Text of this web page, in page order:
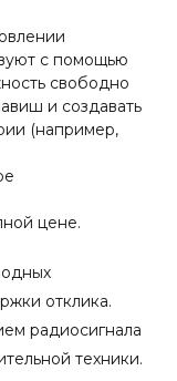
с помощью
свободно
и создавать
(например,
цене.
отклика.
радиосигнала
техники.